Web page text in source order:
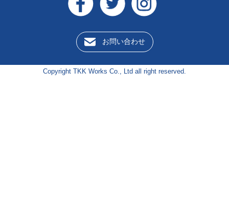
お問い合わせ
Copyright TKK Works Co., Ltd all right reserved.